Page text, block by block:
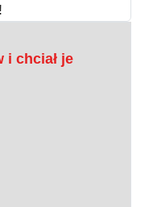
i chciał je